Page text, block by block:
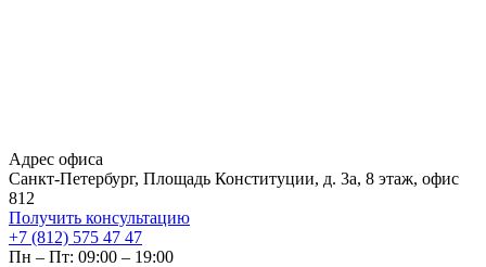
Адрес офиса
Санкт-Петербург, Площадь Конституции, д. 3а, 8 этаж, офис
812
Получить консультацию
+7 (812) 575 47 47
Пн – Пт: 09:00 – 19:00